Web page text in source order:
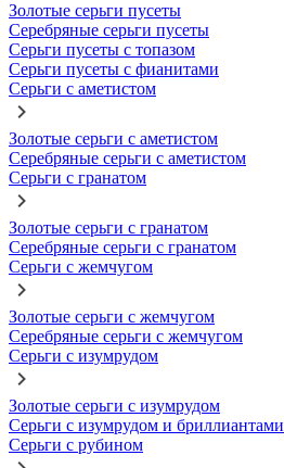
Золотые серьги пусеты
Серебряные серьги пусеты
Серьги пусеты с топазом
Серьги пусеты с фианитами
Серьги с аметистом
Золотые серьги с аметистом
Серебряные серьги с аметистом
Серьги с гранатом
Золотые серьги с гранатом
Серебряные серьги с гранатом
Серьги с жемчугом
Золотые серьги с жемчугом
Серебряные серьги с жемчугом
Серьги с изумрудом
Золотые серьги с изумрудом
Серьги с изумрудом и бриллиантами
Серьги с рубином